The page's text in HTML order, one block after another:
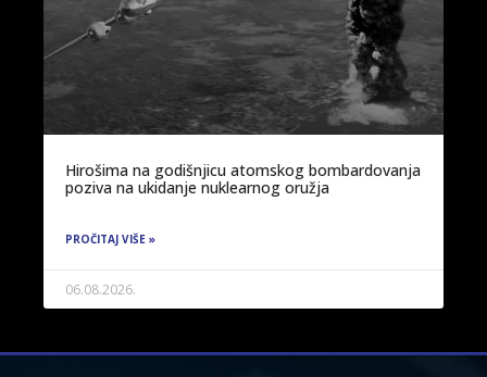
Hirošima na godišnjicu atomskog bombardovanja
poziva na ukidanje nuklearnog oružja
PROČITAJ VIŠE »
06.08.2026.